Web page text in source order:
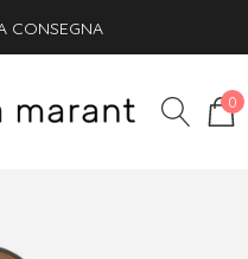
CONSEGNA
SU OGNI ORDINE
0